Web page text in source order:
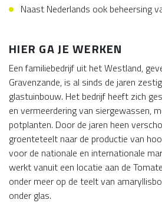
Naast Nederlands ook beheersing
HIER GA JE WERKEN
Een familiebedrijf uit het Westland,
Gravenzande, is al sinds de jaren
glastuinbouw. Het bedrijf heeft zich
en vermeerdering van siergewassen,
potplanten. Door de jaren heen
groenteteelt naar de productie van
voor de nationale en internationale
werkt vanuit een locatie aan de
onder meer op de teelt van
onder glas.